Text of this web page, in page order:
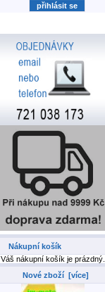
Nákupní košík
Váš nákupní košík je prázdný.
Nové zboží [více]